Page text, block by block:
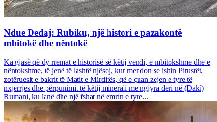
Ndue Dedaj: Rubiku, një histori e pazakontë
mbitokë dhe nëntokë
Ka gjasë që dy rremat e historisë së këtij vendi, e mbitokshme dhe e
nëntokshme, të jenë të lashtë njësoj, kur mendon se ishin Pirustët,
zotëruesit e bakrit të Matit e Mirditës, që e çuan zejen e tyre të
nxjerrjes dhe përpunimit të këtij minerali me ngjyra deri në (Dakì)
Rumani, ku lanë dhe një fshat në emrin e tyre...